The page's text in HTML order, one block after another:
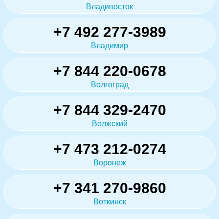
Владивосток
+7 492 277-3989
Владимир
+7 844 220-0678
Волгоград
+7 844 329-2470
Волжский
+7 473 212-0274
Воронеж
+7 341 270-9860
Воткинск